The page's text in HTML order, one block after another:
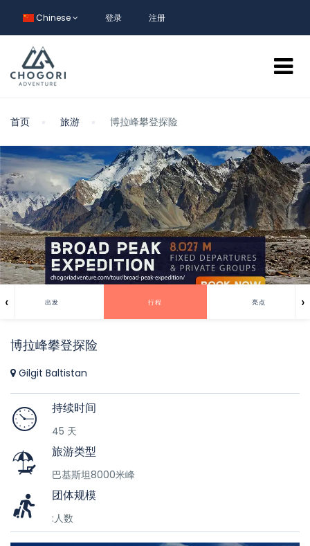
Chinese 登录 注册
首页 旅游 博拉峰攀登探险
出发 行程 亮点
‹ ›
博拉峰攀登探险
Gilgit Baltistan
持续时间
45 天
旅游类型
巴基斯坦8000米峰
团体规模
:人数